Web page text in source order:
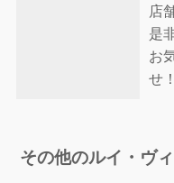
店
是
お
せ！
その他のルイ・ヴ